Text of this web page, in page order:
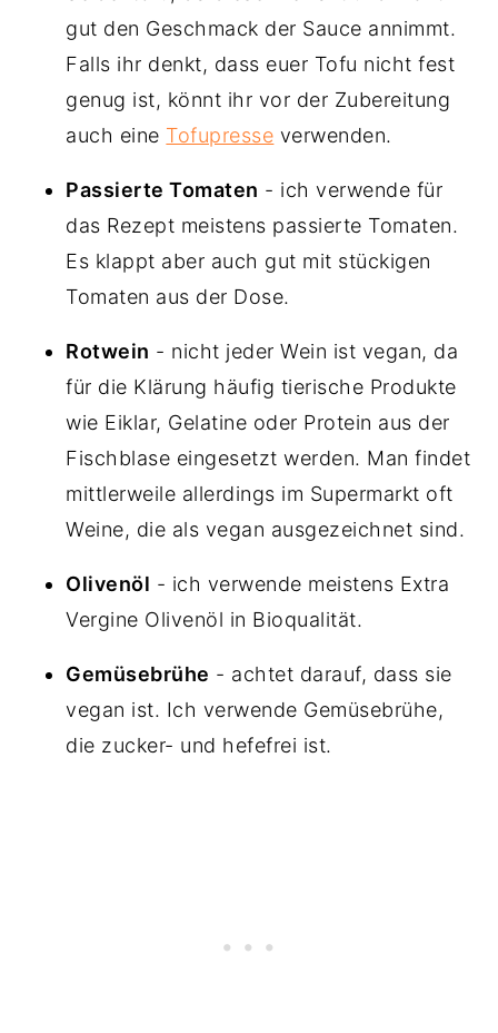
gut den Geschmack der Sauce annimmt.
Falls ihr denkt, dass euer Tofu nicht fest
genug ist, könnt ihr vor der Zubereitung
auch eine Tofupresse verwenden.
Passierte Tomaten - ich verwende für
das Rezept meistens passierte Tomaten.
Es klappt aber auch gut mit stückigen
Tomaten aus der Dose.
Rotwein - nicht jeder Wein ist vegan, da
für die Klärung häufig tierische Produkte
wie Eiklar, Gelatine oder Protein aus der
Fischblase eingesetzt werden. Man findet
mittlerweile allerdings im Supermarkt oft
Weine, die als vegan ausgezeichnet sind.
Olivenöl - ich verwende meistens Extra
Vergine Olivenöl in Bioqualität.
Gemüsebrühe - achtet darauf, dass sie
vegan ist. Ich verwende Gemüsebrühe,
die zucker- und hefefrei ist.